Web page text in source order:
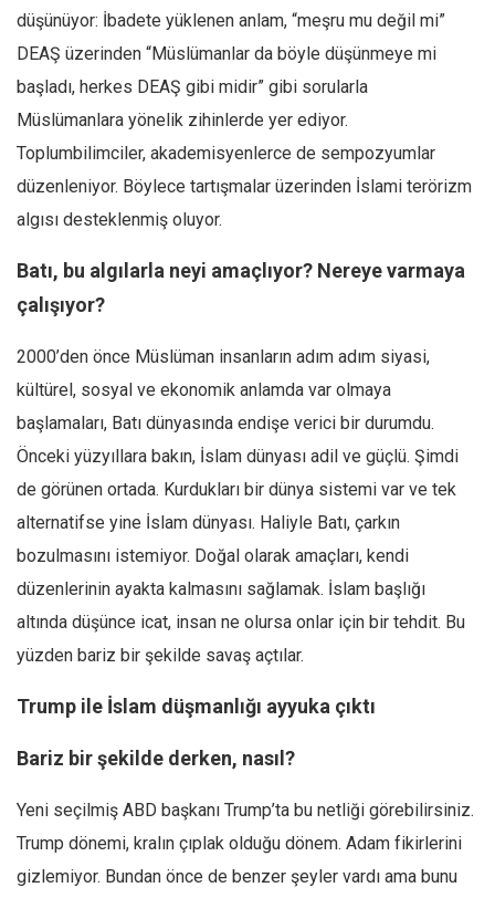
düşünüyor: İbadete yüklenen anlam, “meşru mu değil mi”
DEAŞ üzerinden “Müslümanlar da böyle düşünmeye mi
başladı, herkes DEAŞ gibi midir” gibi sorularla
Müslümanlara yönelik zihinlerde yer ediyor.
Toplumbilimciler, akademisyenlerce de sempozyumlar
düzenleniyor. Böylece tartışmalar üzerinden İslami terörizm
algısı desteklenmiş oluyor.
Batı, bu algılarla neyi amaçlıyor? Nereye varmaya
çalışıyor?
2000’den önce Müslüman insanların adım adım siyasi,
kültürel, sosyal ve ekonomik anlamda var olmaya
başlamaları, Batı dünyasında endişe verici bir durumdu.
Önceki yüzyıllara bakın, İslam dünyası adil ve güçlü. Şimdi
de görünen ortada. Kurdukları bir dünya sistemi var ve tek
alternatifse yine İslam dünyası. Haliyle Batı, çarkın
bozulmasını istemiyor. Doğal olarak amaçları, kendi
düzenlerinin ayakta kalmasını sağlamak. İslam başlığı
altında düşünce icat, insan ne olursa onlar için bir tehdit. Bu
yüzden bariz bir şekilde savaş açtılar.
Trump ile İslam düşmanlığı ayyuka çıktı
Bariz bir şekilde derken, nasıl?
Yeni seçilmiş ABD başkanı Trump’ta bu netliği görebilirsiniz.
Trump dönemi, kralın çıplak olduğu dönem. Adam fikirlerini
gizlemiyor. Bundan önce de benzer şeyler vardı ama bunu